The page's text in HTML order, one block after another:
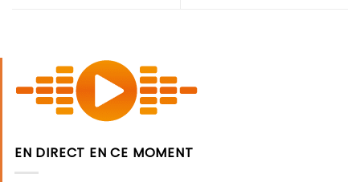
EN DIRECT EN CE MOMENT